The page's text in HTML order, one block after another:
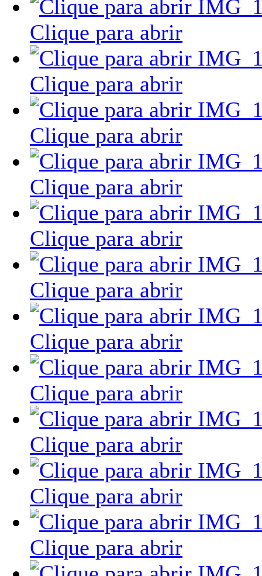
Clique para abrir
Clique para abrir
Clique para abrir
Clique para abrir
Clique para abrir
Clique para abrir
Clique para abrir
Clique para abrir
Clique para abrir
Clique para abrir
Clique para abrir